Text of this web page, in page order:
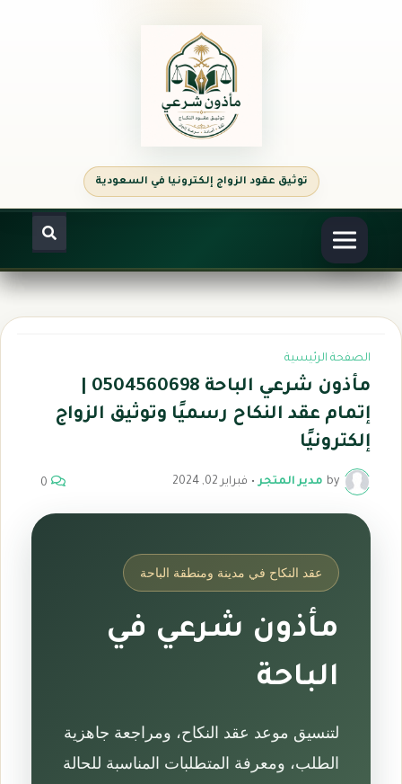
الصفحة الرئيسية
إتمام عقد النكاح رسميًا وتوثيق الزواج
إلكترونيًا
by مدير المتجر • فبراير 02, 2024 0
عقد النكاح في مدينة ومنطقة الباحة
مأذون شرعي في
الباحة
لتنسيق موعد عقد النكاح، ومراجعة جاهزية
الطلب، ومعرفة المتطلبات المناسبة للحالة